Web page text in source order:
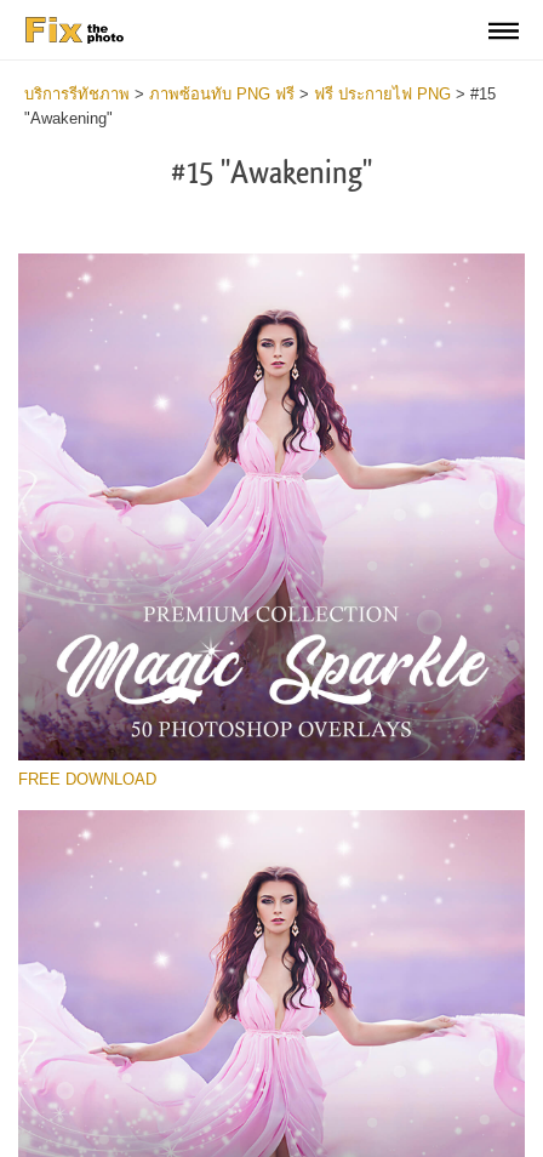
บริการรีทัชภาพ > ภาพซ้อนทับ PNG ฟรี > ฟรี ประกายไฟ PNG > #15
"Awakening"
#15 "Awakening"
โปรดเลือก
Free PNG Overlay #15
Small 800*533px
Magic Sparkle
(216 Overlays)
Sunlight Collection
(290 Overlays)
Large 6000*4000px
Entire Collection
(1783 Overlays)
Large 6000*4000px
ดาวน์โหลดฟรี
FREE DOWNLOAD